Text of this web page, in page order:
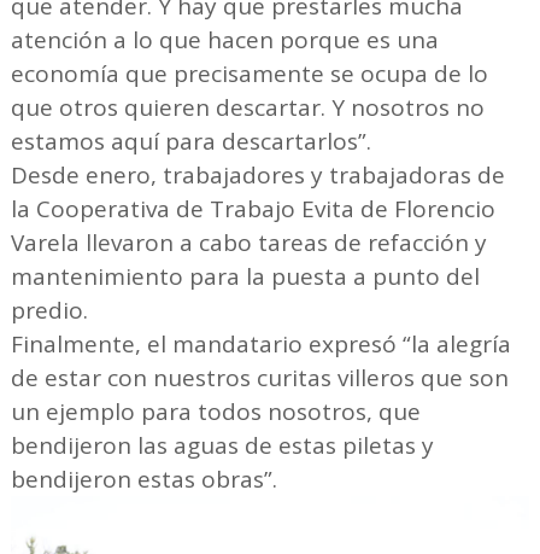
atención a lo que hacen porque es una
economía que precisamente se ocupa de lo
que otros quieren descartar. Y nosotros no
estamos aquí para descartarlos”.
Desde enero, trabajadores y trabajadoras de
la Cooperativa de Trabajo Evita de Florencio
Varela llevaron a cabo tareas de refacción y
mantenimiento para la puesta a punto del
predio.
Finalmente, el mandatario expresó “la alegría
de estar con nuestros curitas villeros que son
un ejemplo para todos nosotros, que
bendijeron las aguas de estas piletas y
bendijeron estas obras”.